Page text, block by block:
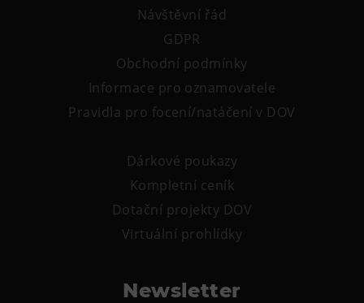
Návštěvní řád
GDPR
Obchodní podmínky
Informace pro oznamovatele
Pravidla pro focení/natáčení v DOV
Dárkové poukazy
Kompletní ceník
Dotační projekty DOV
Virtuální prohlídky
Newsletter